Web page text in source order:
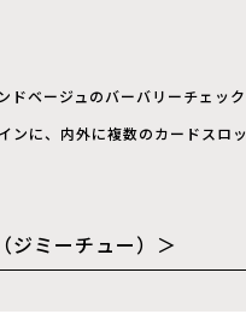
ドベージュのバーバリーチェッ
ンに、内外に複数のカードスロ
ジミーチュー）＞